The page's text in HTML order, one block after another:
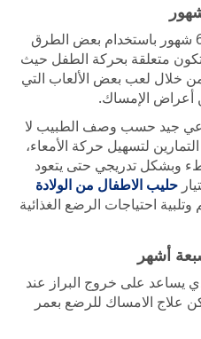
يمكن علاج الامساك عند الرضع 6 شهور باستخدام بعض الطرق
تكون متعلقة بحركة الطفل حيث
خلال لعب بعض الألعاب التي
أعراض الإمساك.
جيد حسب وصف الطبيب لا
لتسهيل حركة الأمعاء،
وبشكل تدريجي حتى يتعود
حليب الاطفال من الولادة
احتياجات الرضع الغذائية
أشهر
يساعد على خروج البراز عند
علاج الامساك للرضع بعمر